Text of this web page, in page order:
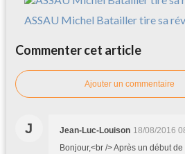
ASSAU Michel Batailler tire sa
Commenter cet article
Ajouter un commentaire
J Jean-Luc-Louison 18/08/2016
Bonjour,<br /> Après un début